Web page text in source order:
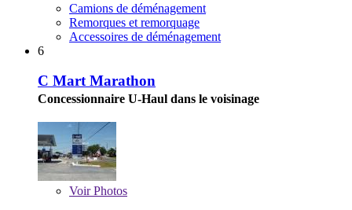
Camions de déménagement
Remorques et remorquage
Accessoires de déménagement
6
C Mart Marathon
Concessionnaire U-Haul dans le voisinage
VoirPhotos